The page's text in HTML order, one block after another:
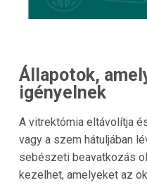
Állapotok,
igényelnek
A vitrektómia eltávolítja
vagy a szem hátuljában
sebészeti beavatkozás
kezelhet, amelyeket az